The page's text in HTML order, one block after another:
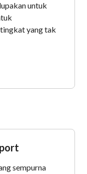
untuk
yang tak
sempurna